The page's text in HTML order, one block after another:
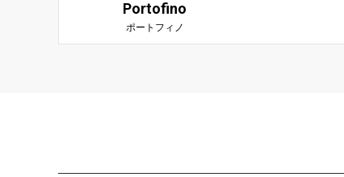
Portofino
ポートフィノ